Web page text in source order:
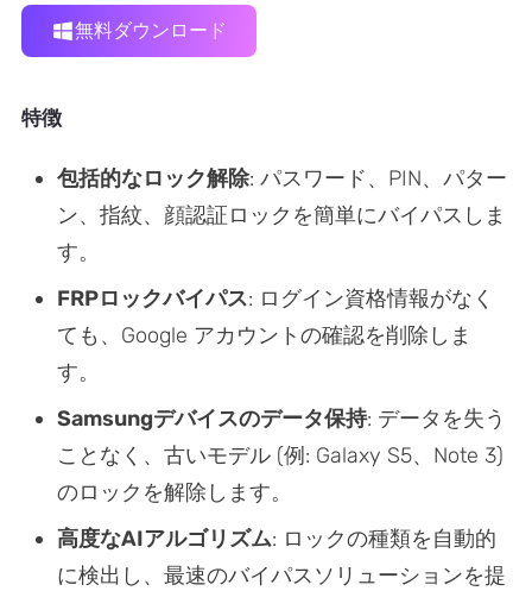
無料ダウンロード
特徴
包括的なロック解除: パスワード、PIN、パター
ン、指紋、顔認証ロックを簡単にバイパスしま
す。
FRPロックバイパス: ログイン資格情報がなく
ても、Google アカウントの確認を削除しま
す。
Samsungデバイスのデータ保持: データを失う
ことなく、古いモデル (例: Galaxy S5、Note 3)
のロックを解除します。
高度なAIアルゴリズム: ロックの種類を自動的
に検出し、最速のバイパスソリューションを提